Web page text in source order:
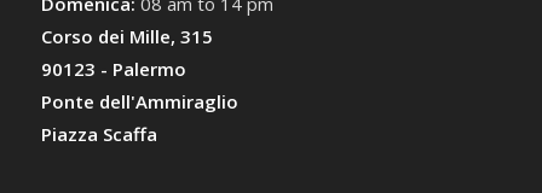
Corso dei Mille, 315
90123 - Palermo
Ponte dell'Ammiraglio
Piazza Scaffa